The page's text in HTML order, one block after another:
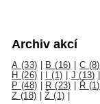
Archiv akcí
A (33) B (16) C (8)
H (26)
I (1) J (13)
P (48)
R (23) Ř (1)
Z (18) |Ž (1)